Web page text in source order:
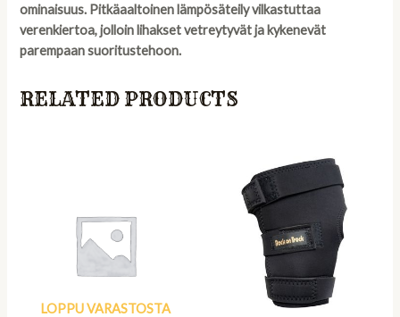
ominaisuus. Pitkäaaltoinen lämpösäteily vilkastuttaa
verenkiertoa, jolloin lihakset vetreytyvät ja kykenevät
parempaan suoritustehoon.
RELATED PRODUCTS
LOPPU VARASTOSTA